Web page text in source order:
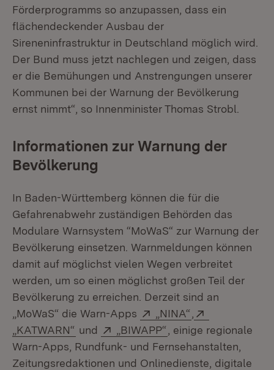
Förderprogramms so anzupassen, dass ein
flächendeckender Ausbau der
Sireneninfrastruktur in Deutschland möglich wird.
Der Bund muss jetzt nachlegen und zeigen, dass
er die Bemühungen und Anstrengungen unserer
Kommunen bei der Warnung der Bevölkerung
ernst nimmt“, so Innenminister Thomas Strobl.
Informationen zur Warnung der
Bevölkerung
In Baden-Württemberg können die für die
Gefahrenabwehr zuständigen Behörden das
Modulare Warnsystem “MoWaS“ zur Warnung der
Bevölkerung einsetzen. Warnmeldungen können
damit auf möglichst vielen Wegen verbreitet
werden, um so einen möglichst großen Teil der
Bevölkerung zu erreichen. Derzeit sind an
„MoWaS“ die Warn-Apps
Extern:
„NINA“ (Öffnet in
„KATWARN“ (Öffnet in neuem Fenster)
und Extern:
„BIWAPP“ (Öffnet in neuem
, einige regionale
Warn-Apps, Rundfunk- und Fernsehanstalten,
Zeitungsredaktionen und Onlinedienste, digitale